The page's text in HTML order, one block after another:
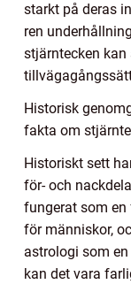
starkt på deras
ren
stjärntecken
Historisk
fakta om
Historiskt sett
för- och
fungerat som
för människor,
astrologi som
kan det vara